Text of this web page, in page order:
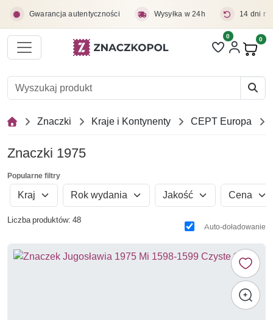
Gwarancja autentyczności Wysyłka w 24h 14 dni
Liczba pozycji
0 0
Znaczki Kraje i Kontynenty CEPT Europa
Znaczki 1975
Popularne filtry
Kraj Rok wydania Jakość Cena
Liczba produktów: 48
Auto-doładowanie